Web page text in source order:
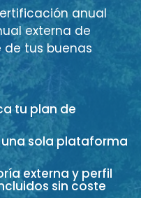
anual
externa de
de tus buenas
tu plan de
una sola plataforma
externa y perfil
sin coste